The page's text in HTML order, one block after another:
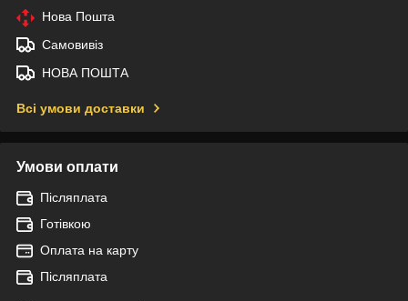
Нова Пошта
Самовивіз
НОВА ПОШТА
Всі умови доставки
Умови оплати
Післяплата
Готівкою
Оплата на карту
Післяплата